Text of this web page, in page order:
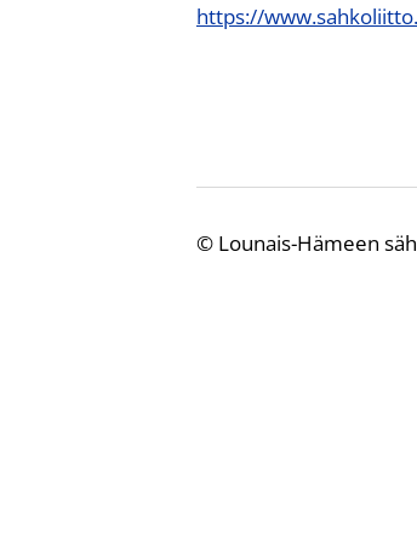
https://
© Lounais-Hämeen